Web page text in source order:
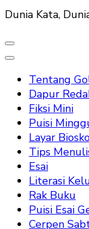
Dunia Kata,
Tentang
Dapur
Fiksi Mini
Puisi
Layar
Tips
Esai
Literasi
Rak Buku
Puisi Esai
Cerpen